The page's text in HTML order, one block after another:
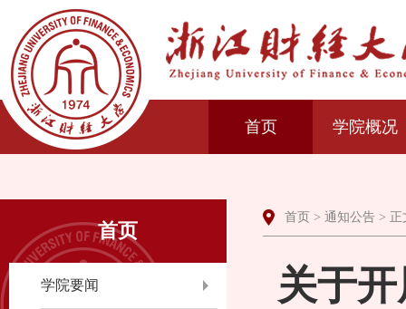
首页 学院概况
首页
学院要闻
首页 > 通知公告 > 正
关于